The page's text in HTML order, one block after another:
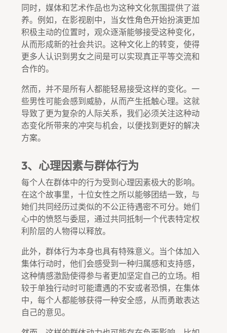
同时，媒体和艺术作品也为这种文化氛围提供了滋
养。例如，在影视剧中，当女性角色开始扮演更加
积极主动的位置时，观众逐渐能够接受这种变化，
从而形成新的社会共识。这种文化上的转变，使得
更多人认识到男女之间是可以实现真正平等交流和
合作的。
然而，并不是所有人都能轻易接受这样的变化。一
些男性可能会感到威胁，从而产生抵触心理。这就
导致了更为复杂的人际关系，我们必须关注这种动
态变化所带来的冲突与机会，以便找到更好的解决
方案。
3、心理因素与群体行为
每个人在群体中的行为受到心理因素极大的影响。
在这个故事里，十位女性之所以能够团结一致，与
她们共同经历过类似的不公正待遇密不可分。她们
心中的愤怒与委屈，通过共同抵制一个代表特定权
利阶层的人物得以释放。
此外，群体行为本身也具有特殊意义。当个体加入
集体行动时，他们会感受到一种归属感和支持感，
这种情感激励使得参与者更加坚定自己的立场。相
较于单独行动时可能遭遇的不安或者恐惧，在集体
中，每个人都能够获得一种安全感，从而勇敢表达
自己的意见。